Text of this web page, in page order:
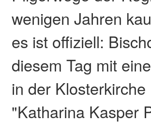
wenigen Jahren
es ist offiziell:
diesem Tag mit
in der
"Katharina Kasper